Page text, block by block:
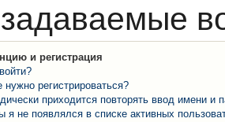
и регистрация
регистрироваться?
приходится повторять ввод имени и
я не появлялся в списке активных